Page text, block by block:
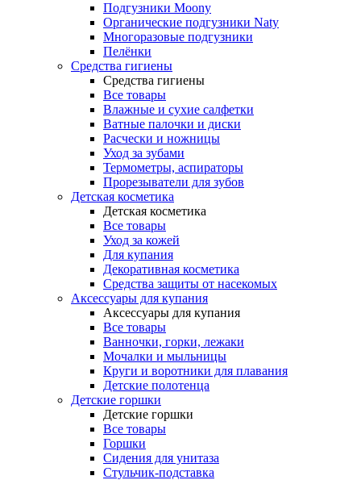
Подгузники Moony
Органические подгузники Naty
Многоразовые подгузники
Пелёнки
Средства гигиены
Средства гигиены
Все товары
Влажные и сухие салфетки
Ватные палочки и диски
Расчески и ножницы
Уход за зубами
Термометры, аспираторы
Прорезыватели для зубов
Детская косметика
Детская косметика
Все товары
Уход за кожей
Для купания
Декоративная косметика
Средства защиты от насекомых
Аксессуары для купания
Аксессуары для купания
Все товары
Ванночки, горки, лежаки
Мочалки и мыльницы
Круги и воротники для плавания
Детские полотенца
Детские горшки
Детские горшки
Все товары
Горшки
Сидения для унитаза
Стульчик-подставка